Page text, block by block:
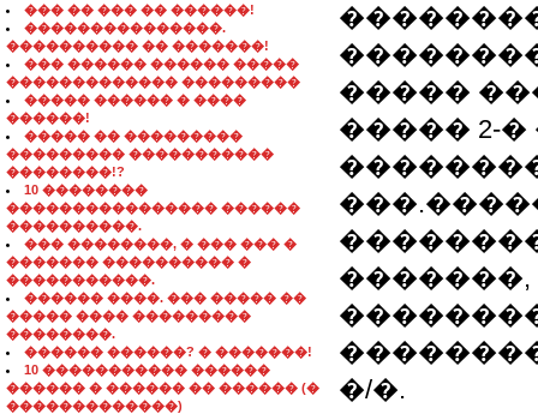
��� �� ��� �� ������!
���������������.
���������� �� �������!
��� ������ ������ �����
������������� ���������
����� ������ � ����
������!
����� �� ���������
��������� �����������
��������!?
10 ��������
���������������� ������
����������.
��� ��������, � ��� ��� �
������� ���������� �
�����������.
������ ����. ��� ����� ��
����� ���� ���������
��������.
������ ������? � �������!
10 ����������� ������
������ � ������ �� ������ (�
�������������)
�����
����� 2-
�/�.